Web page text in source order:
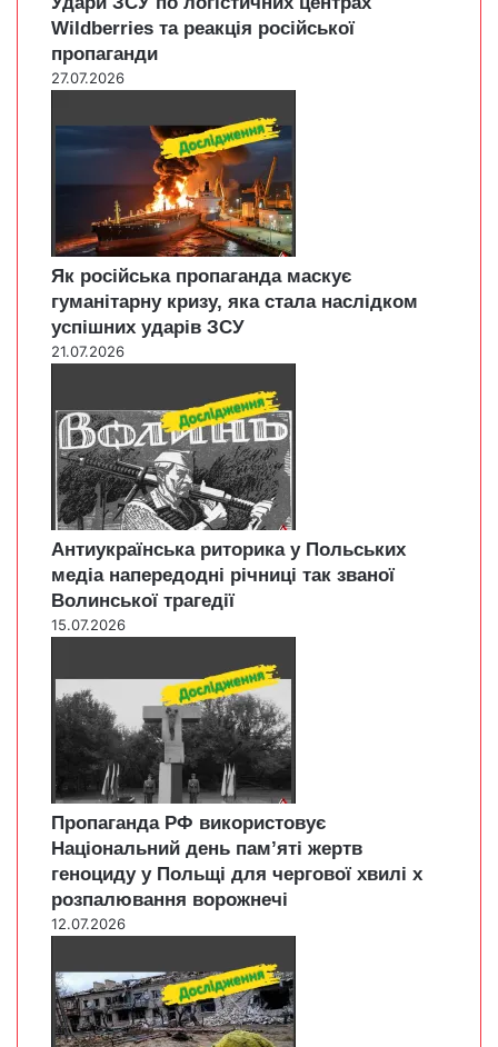
Wildberries та реакція російської
пропаганди
27.07.2026
Як російська пропаганда маскує
гуманітарну кризу, яка стала наслідком
успішних ударів ЗСУ
21.07.2026
Антиукраїнська риторика у Польських
медіа напередодні річниці так званої
Волинської трагедії
15.07.2026
Пропаганда РФ використовує
Національний день пам’яті жертв
геноциду у Польщі для чергової хвилі х
розпалювання ворожнечі
12.07.2026